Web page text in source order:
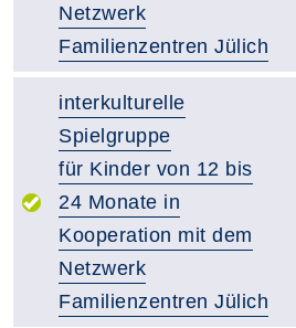
Netzwerk
Familienzentren Jülich
interkulturelle
Spielgruppe
für Kinder von 12 bis
24 Monate in
Kooperation mit dem
Netzwerk
Familienzentren Jülich